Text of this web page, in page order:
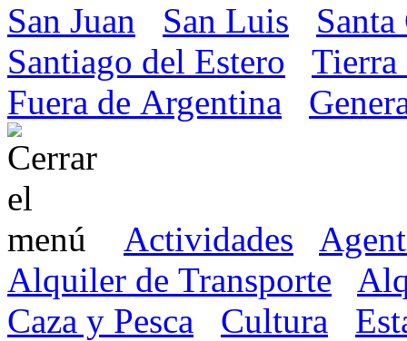
San Juan
San Luis
Santiago del Estero
Tierra
Fuera de Argentina
Actividades
Alquiler de Transporte
Caza y Pesca
Cultura